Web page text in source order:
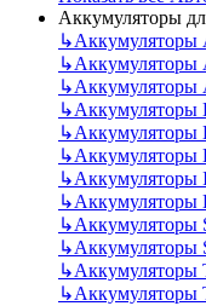
Аккумуляторы
↳Аккумуляторы
↳Аккумуляторы
↳Аккумуляторы
↳Аккумуляторы
↳Аккумуляторы
↳Аккумуляторы
↳Аккумуляторы
↳Аккумуляторы
↳Аккумуляторы
↳Аккумуляторы
↳Аккумуляторы
↳Аккумуляторы